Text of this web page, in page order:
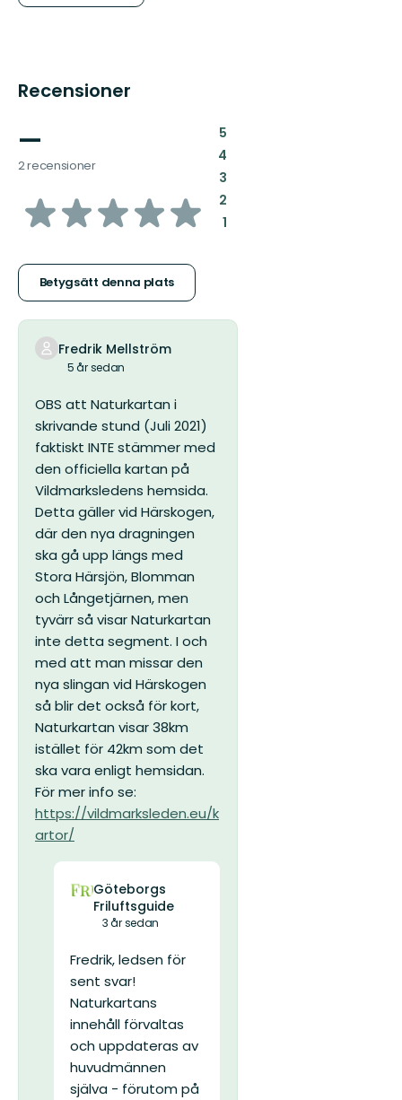
Recensioner
—
2 recensioner
av
stjärnor
Betygsätt denna plats
5:
4:
3:
2:
1:
Fredrik Mellström
5 år sedan
OBS att Naturkartan i
skrivande stund (Juli 2021)
faktiskt INTE stämmer med
den officiella kartan på
Vildmarksledens hemsida.
Detta gäller vid Härskogen,
där den nya dragningen
ska gå upp längs med
Stora Härsjön, Blomman
och Långetjärnen, men
tyvärr så visar Naturkartan
inte detta segment. I och
med att man missar den
nya slingan vid Härskogen
så blir det också för kort,
Naturkartan visar 38km
istället för 42km som det
ska vara enligt hemsidan.
För mer info se:
https://vildmarksleden.eu/k
artor/
Göteborgs
Friluftsguide
3 år sedan
Fredrik, ledsen för
sent svar!
Naturkartans
innehåll förvaltas
och uppdateras av
huvudmännen
själva - förutom på